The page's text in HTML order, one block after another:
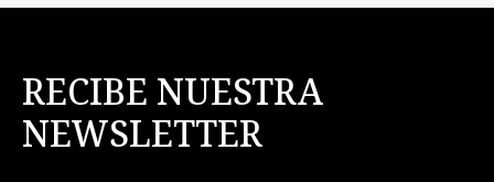
RECIBE NUESTRA
NEWSLETTER